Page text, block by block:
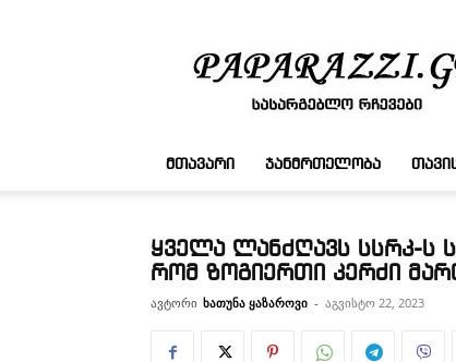
რჩევები
ᲛᲗᲐᲕᲐᲠᲘ ᲯᲐᲜᲛᲠᲗᲔᲚᲝᲑᲐ
ყველა ლანძღავს სსრკ-ს
რომ ზოგიერთი კერძი
ავტორი ხათუნა ყაზაროვი - აგვისტო 22, 2023